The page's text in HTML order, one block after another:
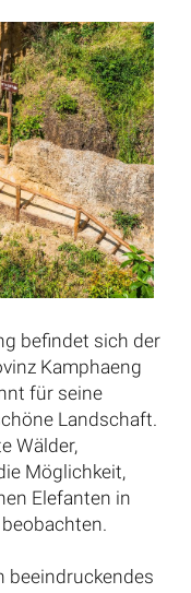
befindet sich der
Kamphaeng
für seine
Landschaft.
Wälder,
Möglichkeit,
Elefanten in
beeindruckendes